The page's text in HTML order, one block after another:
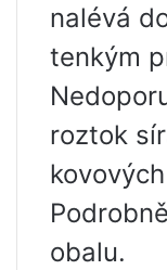
nalévá
tenkým
roztok
obalu.